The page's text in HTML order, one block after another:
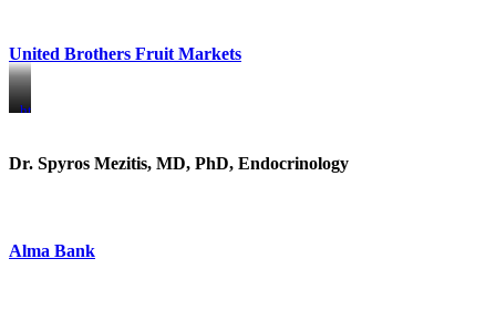
United Brothers Fruit Markets
https://www.unitedbrothersfruitmarkets.com/
https://www.unitedbrothersfruitmarkets.com/
Dr. Spyros Mezitis, MD, PhD, Endocrinology
Alma Bank